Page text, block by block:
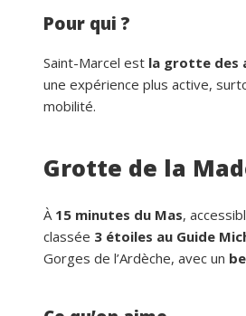
Pour qui ?
Saint-Marcel est la grotte des
une expérience plus active,
mobilité.
Grotte de la
À 15 minutes du Mas,
classée 3 étoiles au Guide
Gorges de l’Ardèche, avec un